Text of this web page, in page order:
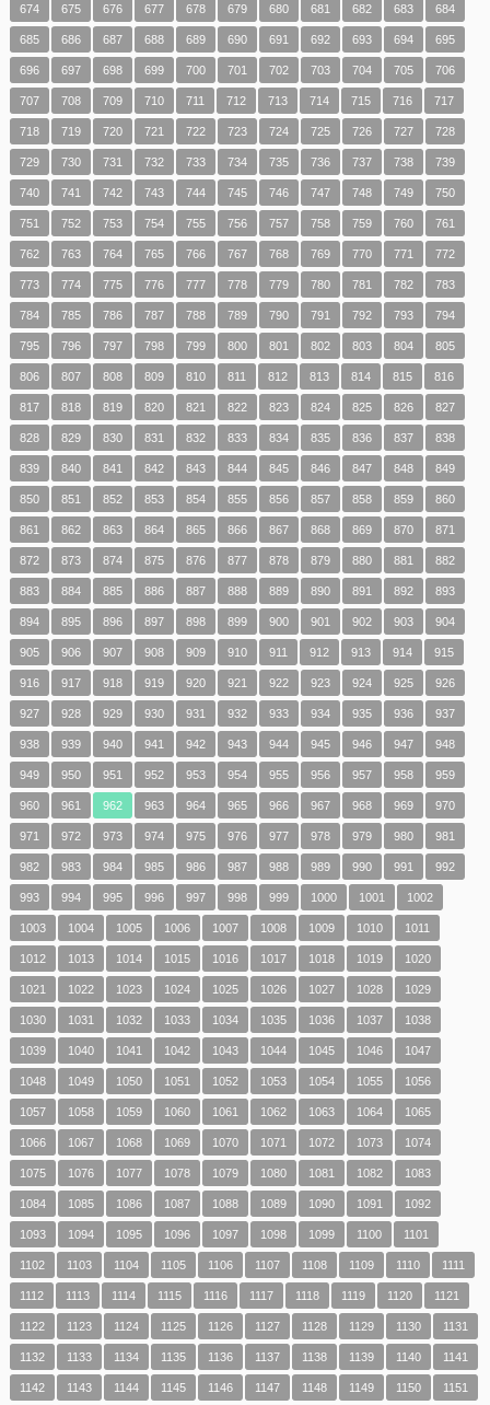
674 675 676 677 678 679 680 681 682 683 684
685 686 687 688 689 690 691 692 693 694 695
696 697 698 699 700 701 702 703 704 705 706
707 708 709 710 711 712 713 714 715 716 717
718 719 720 721 722 723 724 725 726 727 728
729 730 731 732 733 734 735 736 737 738 739
740 741 742 743 744 745 746 747 748 749 750
751 752 753 754 755 756 757 758 759 760 761
762 763 764 765 766 767 768 769 770 771 772
773 774 775 776 777 778 779 780 781 782 783
784 785 786 787 788 789 790 791 792 793 794
795 796 797 798 799 800 801 802 803 804 805
806 807 808 809 810 811 812 813 814 815 816
817 818 819 820 821 822 823 824 825 826 827
828 829 830 831 832 833 834 835 836 837 838
839 840 841 842 843 844 845 846 847 848 849
850 851 852 853 854 855 856 857 858 859 860
861 862 863 864 865 866 867 868 869 870 871
872 873 874 875 876 877 878 879 880 881 882
883 884 885 886 887 888 889 890 891 892 893
894 895 896 897 898 899 900 901 902 903 904
905 906 907 908 909 910 911 912 913 914 915
916 917 918 919 920 921 922 923 924 925 926
927 928 929 930 931 932 933 934 935 936 937
938 939 940 941 942 943 944 945 946 947 948
949 950 951 952 953 954 955 956 957 958 959
960 961 962 963 964 965 966 967 968 969 970
971 972 973 974 975 976 977 978 979 980 981
982 983 984 985 986 987 988 989 990 991 992
993 994 995 996 997 998 999 1000 1001 1002
1003 1004 1005 1006 1007 1008 1009 1010 1011
1012 1013 1014 1015 1016 1017 1018 1019 1020
1021 1022 1023 1024 1025 1026 1027 1028 1029
1030 1031 1032 1033 1034 1035 1036 1037 1038
1039 1040 1041 1042 1043 1044 1045 1046 1047
1048 1049 1050 1051 1052 1053 1054 1055 1056
1057 1058 1059 1060 1061 1062 1063 1064 1065
1066 1067 1068 1069 1070 1071 1072 1073 1074
1075 1076 1077 1078 1079 1080 1081 1082 1083
1084 1085 1086 1087 1088 1089 1090 1091 1092
1093 1094 1095 1096 1097 1098 1099 1100 1101
1102 1103 1104 1105 1106 1107 1108 1109 1110 1111
1112 1113 1114 1115 1116 1117 1118 1119 1120 1121
1122 1123 1124 1125 1126 1127 1128 1129 1130 1131
1132 1133 1134 1135 1136 1137 1138 1139 1140 1141
1142 1143 1144 1145 1146 1147 1148 1149 1150 1151